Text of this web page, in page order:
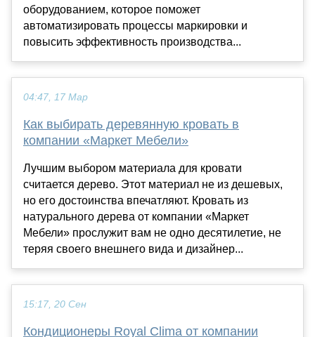
оборудованием, которое поможет
автоматизировать процессы маркировки и
повысить эффективность производства...
04:47, 17 Мар
Как выбирать деревянную кровать в
компании «Маркет Мебели»
Лучшим выбором материала для кровати
считается дерево. Этот материал не из дешевых,
но его достоинства впечатляют. Кровать из
натурального дерева от компании «Маркет
Мебели» прослужит вам не одно десятилетие, не
теряя своего внешнего вида и дизайнер...
15:17, 20 Сен
Кондиционеры Royal Clima от компании